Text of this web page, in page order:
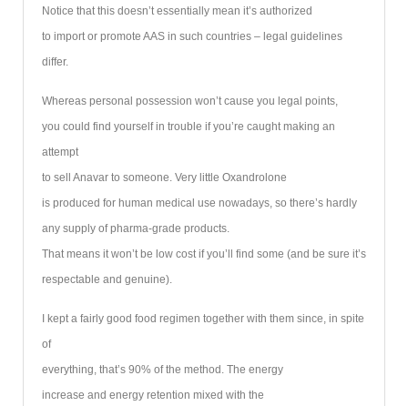
Notice that this doesn’t essentially mean it’s authorized
to import or promote AAS in such countries – legal guidelines
differ.
Whereas personal possession won’t cause you legal points,
you could find yourself in trouble if you’re caught making an
attempt
to sell Anavar to someone. Very little Oxandrolone
is produced for human medical use nowadays, so there’s hardly
any supply of pharma-grade products.
That means it won’t be low cost if you’ll find some (and be sure it’s
respectable and genuine).
I kept a fairly good food regimen together with them since, in spite
of
everything, that’s 90% of the method. The energy
increase and energy retention mixed with the